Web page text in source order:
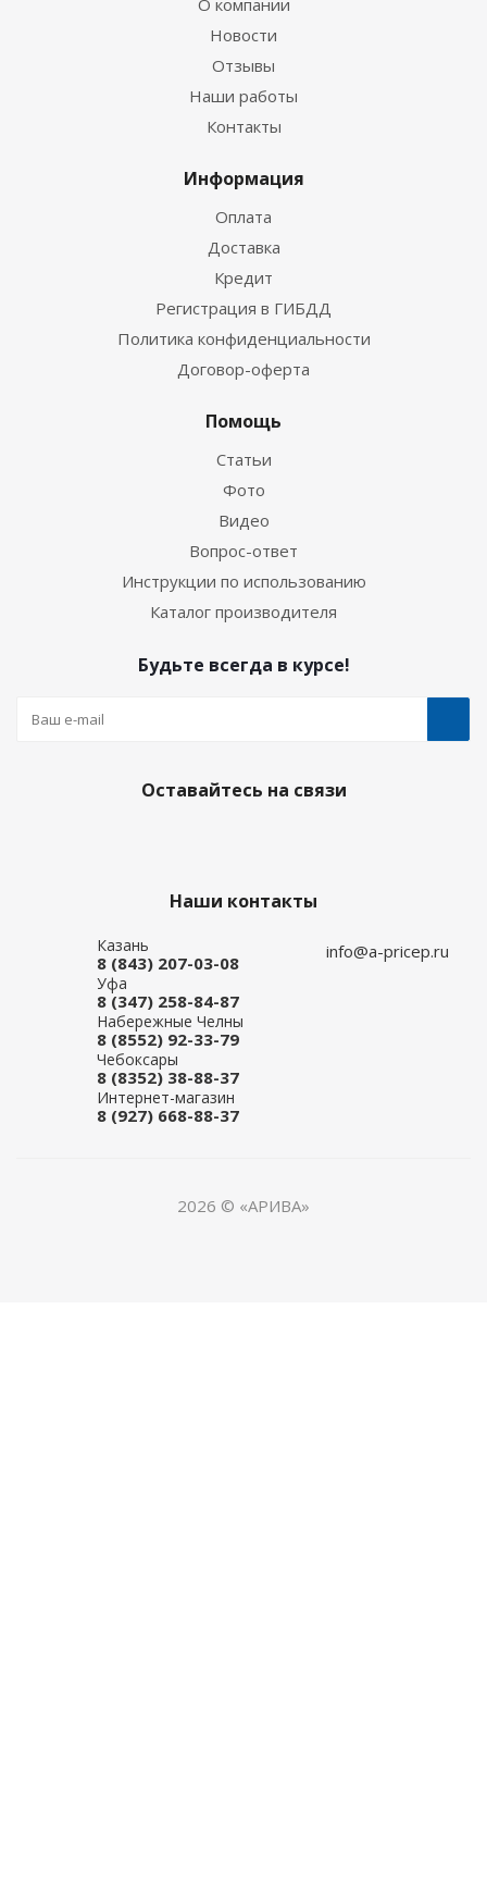
О компании
Новости
Отзывы
Наши работы
Контакты
Информация
Оплата
Доставка
Кредит
Регистрация в ГИБДД
Политика конфиденциальности
Договор-оферта
Помощь
Статьи
Фото
Видео
Вопрос-ответ
Инструкции по использованию
Каталог производителя
Будьте всегда в курсе!
Оставайтесь на связи
Наши контакты
Казань
8 (843) 207-03-08
Уфа
8 (347) 258-84-87
Набережные Челны
8 (8552) 92-33-79
Чебоксары
8 (8352) 38-88-37
Интернет-магазин
8 (927) 668-88-37
info@a-pricep.ru
2026 © «АРИВА»